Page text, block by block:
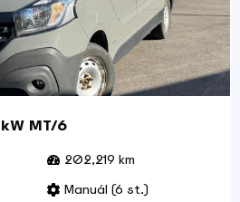
MT/6
202,219 km
Manuál (6 st.)